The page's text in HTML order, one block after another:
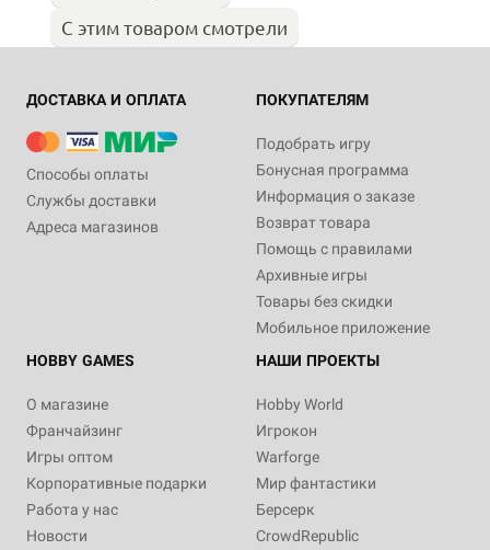
С этим товаром смотрели
ДОСТАВКА И ОПЛАТА
Способы оплаты
Службы доставки
Адреса магазинов
ПОКУПАТЕЛЯМ
Подобрать игру
Бонусная программа
Информация о заказе
Возврат товара
Помощь с правилами
Архивные игры
Товары без скидки
Мобильное приложение
HOBBY GAMES
О магазине
Франчайзинг
Игры оптом
Корпоративные подарки
Работа у нас
Новости
НАШИ ПРОЕКТЫ
Hobby World
Игрокон
Warforge
Мир фантастики
Берсерк
CrowdRepublic